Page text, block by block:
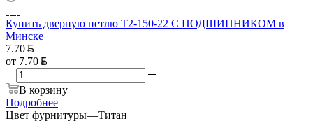
Купить дверную петлю T2-150-22 С ПОДШИПНИКОМ в
Минске
7.70
от 7.70
В корзину
Подробнее
Цвет фурнитуры—Титан